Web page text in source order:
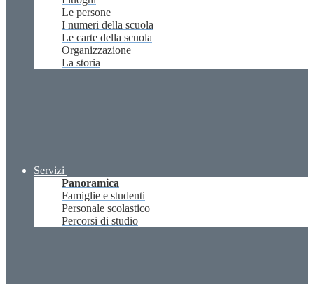
Le persone
I numeri della scuola
Le carte della scuola
Organizzazione
La storia
Servizi
Panoramica
Famiglie e studenti
Personale scolastico
Percorsi di studio